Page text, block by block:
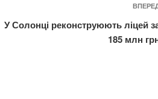
У Солонці реконструюють ліцей
185 млн